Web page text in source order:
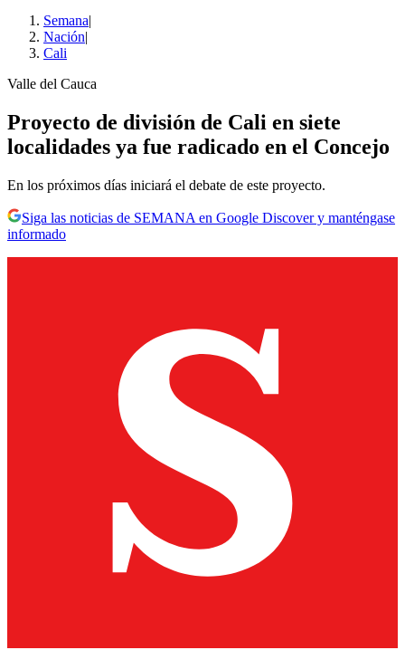
Semana|
Nación|
Cali
Valle del Cauca
Proyecto de división de Cali en siete
localidades ya fue radicado en el Concejo
En los próximos días iniciará el debate de este proyecto.
Siga las noticias de SEMANA en Google Discover y manténgase
informado